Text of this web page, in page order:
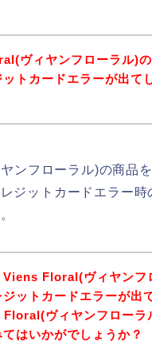
ヴィヤンフローラル)
トカードエラーが出て
ンフローラル)の商品
ジットカードエラー
Viens Floral(ヴィヤンフ
ットカードエラーが出
ヴィヤンフローラ
はいかがでしょうか？